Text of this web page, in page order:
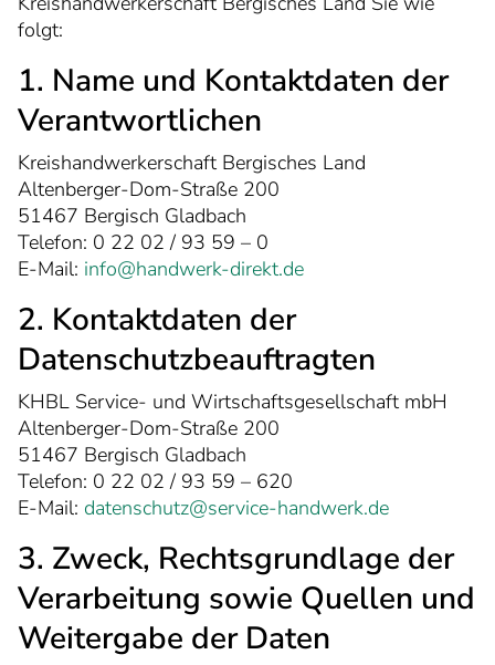
folgt:
1. Name und Kontaktdaten der
Verantwortlichen
Kreishandwerkerschaft Bergisches Land
Altenberger-Dom-Straße 200
51467 Bergisch Gladbach
Telefon: 0 22 02 / 93 59 – 0
E-Mail: info@handwerk-direkt.de
2. Kontaktdaten der
Datenschutzbeauftragten
KHBL Service- und Wirtschaftsgesellschaft mbH
Altenberger-Dom-Straße 200
51467 Bergisch Gladbach
Telefon: 0 22 02 / 93 59 – 620
E-Mail: datenschutz@service-handwerk.de
3. Zweck, Rechtsgrundlage der
Verarbeitung sowie Quellen und
Weitergabe der Daten